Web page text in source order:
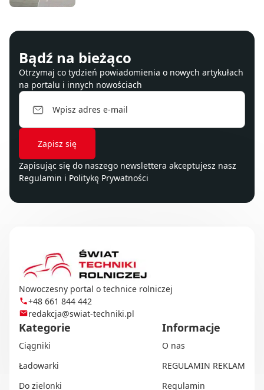
Bądź na bieżąco
Otrzymaj co tydzień powiadomienia o nowych artykułach
na portalu i innych nowościach
Zapisując się do naszego newslettera akceptujesz nasz
Regulamin i Politykę Prywatności
Nowoczesny portal o technice rolniczej
+48 661 844 442
redakcja@swiat-techniki.pl
Kategorie
Ciągniki
Ładowarki
Do zielonki
Informacje
O nas
REGULAMIN REKLAM
Regulamin